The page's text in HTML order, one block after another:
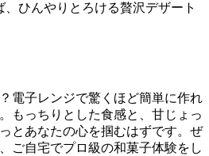
、ひんやりとろける贅沢デザート
電子レンジで驚くほど簡単に作れ
もっちりとした食感と、甘じょっ
とあなたの心を掴むはずです。ぜ
ご自宅でプロ級の和菓子体験をし